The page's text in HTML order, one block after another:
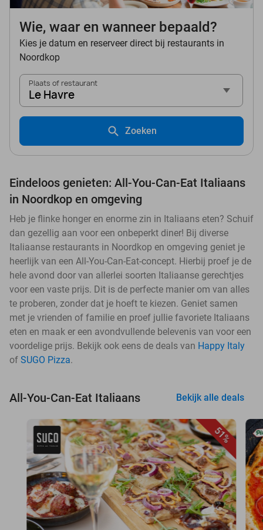
Wie, waar en wanneer bepaald?
Kies je datum en reserveer direct bij restaurants in
Noordkop
Plaats of restaurant
Le Havre
Zoeken
Eindeloos genieten: All-You-Can-Eat Italiaans
in Noordkop en omgeving
Heb je flinke honger en enorme zin in Italiaans eten? Schuif
dan gezellig aan voor een onbeperkt diner! Bij diverse
Italiaanse restaurants in Noordkop en omgeving geniet je
heerlijk van een All-You-Can-Eat-concept. Hierbij proef je de
hele avond door van allerlei soorten Italiaanse gerechtjes
voor een vaste prijs. Dit is de perfecte manier om van alles
te proberen, zonder dat je hoeft te kiezen. Geniet samen
met je vrienden of familie en proef jullie favoriete Italiaans
eten en maak er een avondvullende belevenis van voor een
voordelige prijs. Bekijk ook eens de deals van Happy Italy
of SUGO Pizza.
All-You-Can-Eat Italiaans Bekijk alle deals
51%